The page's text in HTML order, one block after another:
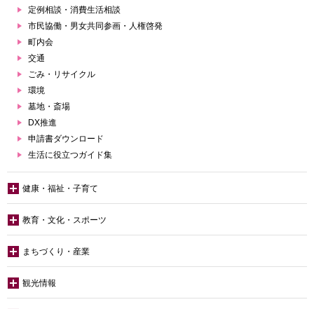
定例相談・消費生活相談
市民協働・男女共同参画・人権啓発
町内会
交通
ごみ・リサイクル
環境
墓地・斎場
DX推進
申請書ダウンロード
生活に役立つガイド集
健康・福祉・子育て
教育・文化・スポーツ
まちづくり・産業
観光情報